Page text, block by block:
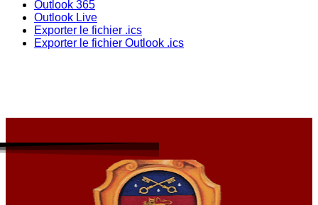
Outlook 365
Outlook Live
Exporter le fichier .ics
Exporter le fichier Outlook .ics